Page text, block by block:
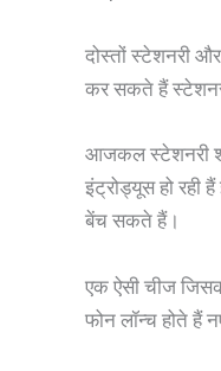
दोस्तों स्टेशनरी
कर सकते हैं
आजकल स्टेशनरी
इंट्रोड्यूस हो
बेंच सकते हैं।
एक ऐसी चीज
फोन लॉन्च होते हैं